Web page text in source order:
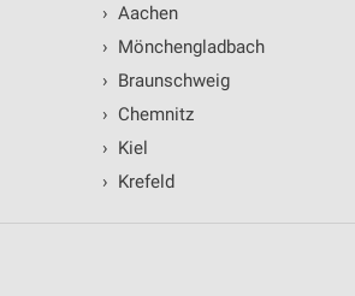
› Aachen
› Mönchengladbach
› Braunschweig
› Chemnitz
› Kiel
› Krefeld